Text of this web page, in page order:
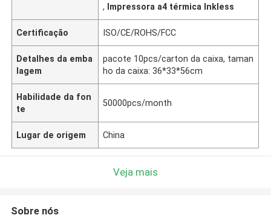
, Impressora a4 térmica Inkless
Certificação ISO/CE/ROHS/FCC
Detalhes da emba
lagem
pacote 10pcs/carton da caixa, taman
ho da caixa: 36*33*56cm
Habilidade da fon
te
50000pcs/month
Lugar de origem China
Veja mais
Sobre nós